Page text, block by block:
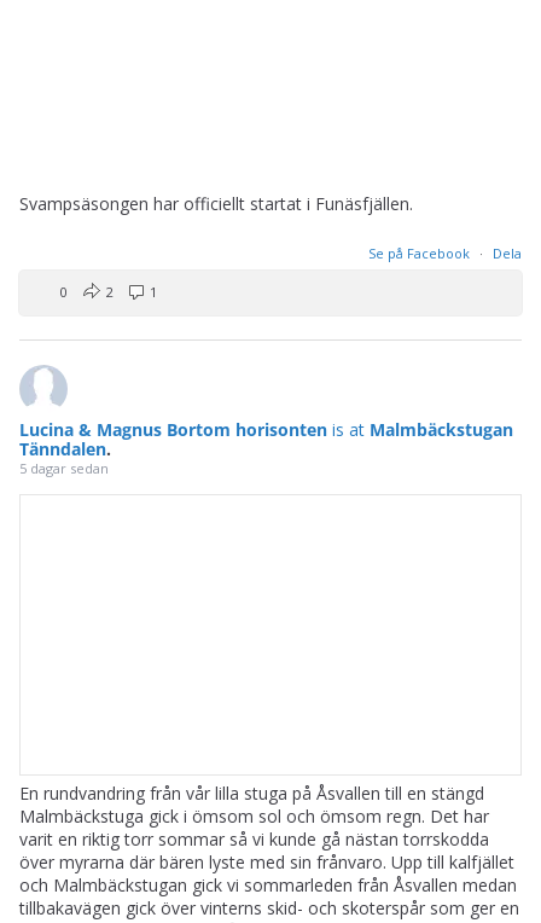
Svampsäsongen har officiellt startat i Funäsfjällen.
Se på Facebook · Dela
0 2 1
Lucina & Magnus Bortom horisonten is at Malmbäckstugan
Tänndalen.
5 dagar sedan
En rundvandring från vår lilla stuga på Åsvallen till en stängd
Malmbäckstuga gick i ömsom sol och ömsom regn. Det har
varit en riktig torr sommar så vi kunde gå nästan torrskodda
över myrarna där bären lyste med sin frånvaro. Upp till kalfjället
och Malmbäckstugan gick vi sommarleden från Åsvallen medan
tillbakavägen gick över vinterns skid- och skoterspår som ger en